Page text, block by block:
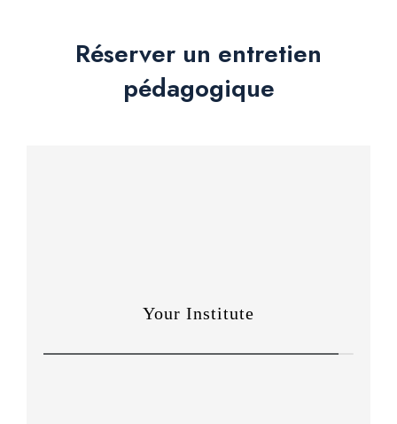
Réserver un entretien
pédagogique